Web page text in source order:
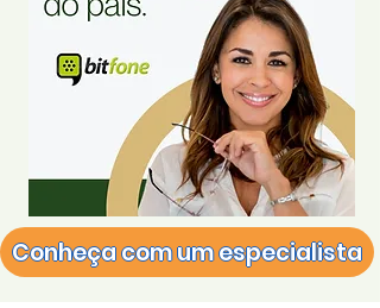
Conheça com um especialista